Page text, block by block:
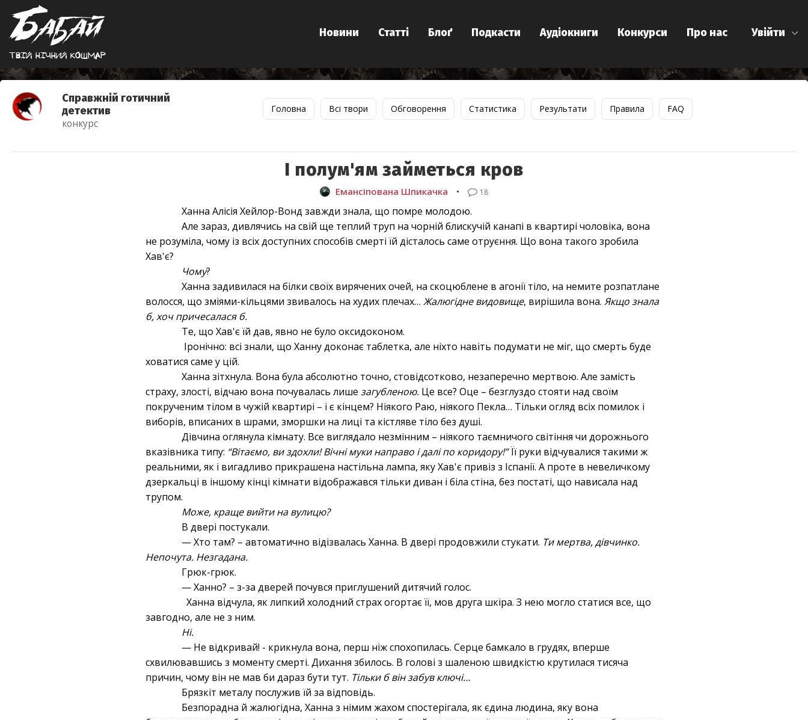
Твiй нiчний кошмар
Увійти
Новини Статті Блоґ Подкасти Аудіокниги Конкурси Про нас
Справжній готичний
детектив
конкурс
Головна Всі твори Обговорення Статистика Результати Правила FAQ
І полум'ям займеться кров
Емансіпована Шпикачка • 18
Ханна Алісія Хейлор-Вонд завжди знала, що помре молодою.
Але зараз, дивлячись на свій ще теплий труп на чорній блискучій канапі в квартирі чоловіка, вона
не розуміла, чому із всіх доступних способів смерті їй дісталось саме отруєння. Що вона такого зробила
Хав'є?
Чому?
Ханна задивилася на білки своїх вирячених очей, на скоцюблене в агонії тіло, на немите розпатлане
волосся, що зміями-кільцями звивалось на худих плечах…Жалюгідне видовище, вирішила вона.Якщо знала
б, хоч причесалася б.
Те, що Хав'є їй дав, явно не було оксидоконом.
Іронічно: всі знали, що Ханну доконає таблетка, але ніхто навіть подумати не міг, що смерть буде
ховатися саме у цій.
Ханна зітхнула. Вона була абсолютно точно, стовідсотково, незаперечно мертвою. Але замість
страху, злості, відчаю вона почувалась лишезагубленою. Це все? Оце – безглуздо стояти над своїм
покрученим тілом в чужій квартирі – і є кінцем? Ніякого Раю, ніякого Пекла… Тільки огляд всіх помилок і
виборів, вписаних в шрами, зморшки на лиці та кістляве тіло без душі.
Дівчина оглянула кімнату. Все виглядало незмінним – ніякого таємничого світіння чи дорожнього
вказівника типу: “Вітаємо, ви здохли! Вічні муки направо і далі по коридору!”Її руки відчувалися такими ж
реальними, як і вигадливо прикрашена настільна лампа, яку Хав'є привіз з Іспанії. А проте в невеличкому
дзеркальці в іншому кінці кімнати відображався тільки диван і біла стіна, без постаті, що нависала над
трупом.
Може, краще вийти на вулицю?
В двері постукали.
— Хто там? – автоматично відізвалась Ханна. В двері продовжили стукати. Ти мертва, дівчинко.
Непочута. Незгадана.
Грюк-грюк.
— Ханно? – з-за дверей почувся приглушений дитячий голос.
Ханна відчула, як липкий холодний страх огортає її, мов друга шкіра. З нею могло статися все, що
завгодно, але не з ним.
Ні.
— Не відкривай! - крикнула вона, перш ніж спохопилась. Серце бамкало в грудях, вперше
схвилювавшись з моменту смерті. Дихання збилось. В голові з шаленою швидкістю крутилася тисяча
причин, чому він не мав би дараз бути тут. Тільки б він забув ключі…
Брязкіт металу послужив їй за відповідь.
Безпорадна й жалюгідна, Ханна з німим жахом спостерігала, як єдина людина, яку вона